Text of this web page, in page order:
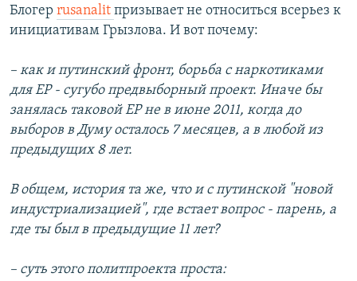
Блогер rusanalit призывает не относиться всерьез к
инициативам Грызлова. И вот почему:
– как и путинский фронт, борьба с наркотиками
для ЕР - сугубо предвыборный проект. Иначе бы
занялась таковой ЕР не в июне 2011, когда до
выборов в Думу осталось 7 месяцев, а в любой из
предыдущих 8 лет.
В общем, история та же, что и с путинской "новой
индустриализацией", где встает вопрос - парень, а
где ты был в предыдущие 11 лет?
– суть этого политпроекта проста: